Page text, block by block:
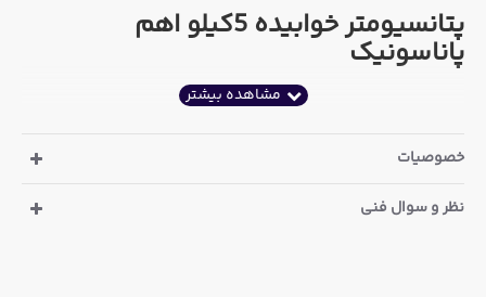
پتانسیومتر خوابیده 5کیلو اهم
پاناسونیک
خصوصیات
نظر و سوال فنی